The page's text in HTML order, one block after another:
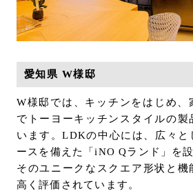
愛知県 W様邸
W様邸では、キッチンをはじめ、
でトーヨーキッチンスタイルの製
います。LDKの中心には、広々と
ースを備えた「iNO Qランド」を設
そのユニークなスクエア形状と機
高く評価されています。